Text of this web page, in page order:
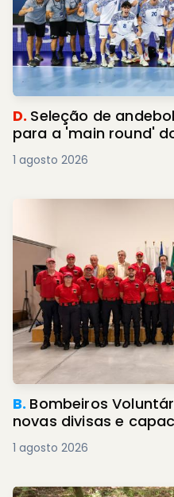
D. Seleção de
para a 'main round'
1 agosto 2026
B. Bombeiros
novas divisas e
1 agosto 2026